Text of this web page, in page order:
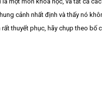
cảnh nhất định và thấy nó
thuyết phục, hãy chụp theo